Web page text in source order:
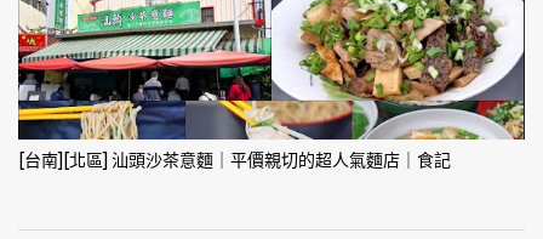
[台南][北區] 汕頭沙茶意麵｜平價親切的超人氣麵店｜食記